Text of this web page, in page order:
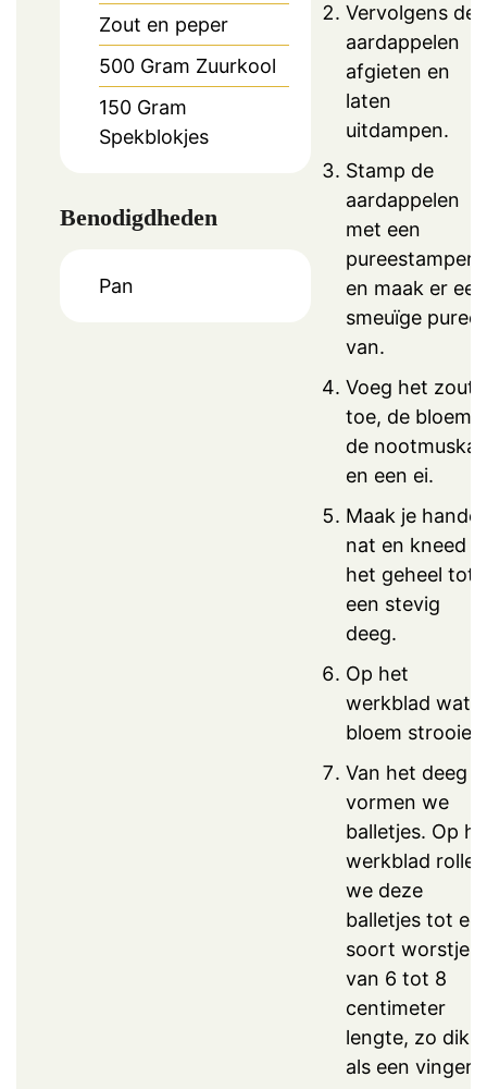
Zout en peper
500 Gram Zuurkool
150 Gram
Spekblokjes
Benodigdheden
Pan
Vervolgens de
aardappelen
afgieten en
laten
uitdampen.
Stamp de
aardappelen
met een
pureestamper
en maak er een
smeuïge puree
van.
Voeg het zout
toe, de bloem,
de
en een ei.
Maak je
nat en kneed
het geheel tot
een stevig
deeg.
Op het
werkblad wat
bloem
Van het deeg
vormen we
balletjes. Op
werkblad rollen
we deze
balletjes tot
soort worstjes
van 6 tot 8
centimeter
lengte, zo dik
als een vinger.